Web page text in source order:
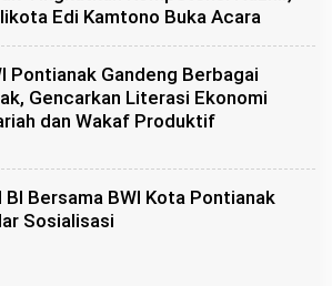
Edi Kamtono Buka Acara
Pontianak Gandeng Berbagai
Gencarkan Literasi Ekonomi
dan Wakaf Produktif
BI Bersama BWI Kota Pontianak
Sosialisasi